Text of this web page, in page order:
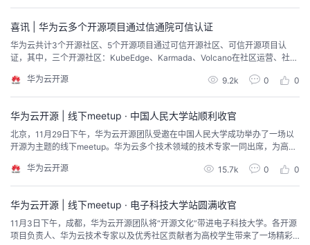
分析业务逻辑的思路及方法。让开发者能够通过一套代码在不同版本、不同框
架、不同终端...
喜讯 | 华为云多个开源项目通过信通院可信认证
华为云共计3个开源社区、5个开源项目通过可信开源社区、可信开源项目认
证，其中，三个开源社区：KubeEdge、Karmada、Volcano在社区运营、社区
建分布式云原生平台Kurator、云原生无代理服务网格Sermant、时序数据库op
enGemini、企业级前端组件库DevUI、OpenTiny Vue。
华为云开源 9.2k 0 0
华为云开源 | 线下meetup · 中国人民大学站顺利收官
北京，11月29日下午，华为云开源团队受邀在中国人民大学成功举办了一场以
开源为主题的线下meetup。华为云多个技术领域的技术专家一同出席，为高校
互联网新浪潮Web3、常见的前端和时序数据库等领域，旨在为人大学生打造一
场定制型演讲，希望能够让高校学子更好、更全面地接收当代计算机前沿技术
华为云开源 15.7k 0 0
华为云开源 | 线下meetup · 电子科技大学站圆满收官
11月3日下午，成都，华为云开源团队将“开源文化”带进电子科技大学。各开源
项目负责人、华为云技术专家以及优秀社区贡献者为高校学生带来了一场精彩